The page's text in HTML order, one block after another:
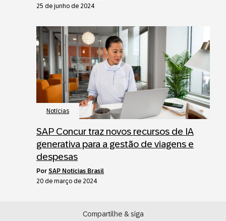
25 de junho de 2024
Notícias
SAP Concur traz novos recursos de IA
generativa para a gestão de viagens e
despesas
por SAP Notícias Brasil
20 de março de 2024
Compartilhe & siga